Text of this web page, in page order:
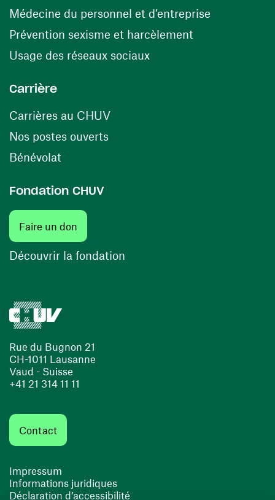
Rue du Bugnon 21
CH-1011 Lausanne
Vaud - Suisse
+41 21 314 11 11
Contact
Impressum
Informations juridiques
Déclaration d’accessibilité
Médecine du personnel et d’entreprise
Prévention sexisme et harcèlement
Usage des réseaux sociaux(ouvre une nouvelle
Carrière
Carrières au CHUV(ouvre une nouvelle fenêtre)
Nos postes ouverts(ouvre une nouvelle fenêtre)
Bénévolat
Fondation CHUV
Faire un don
Découvrir la fondation